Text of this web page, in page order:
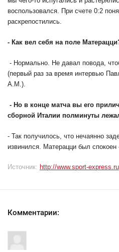
воспользовался. При счете 0:2
раскрепостились.
- Как вел себя на поле
- Нормально. Не давал повода,
(первый раз за время интервью
А.М.).
- Но в конце матча вы его
сборной Италии полминуты
- Так получилось, что нечаянно
извинился. Матерацци был
Источник: http://www.sport-express.ru
Комментарии: